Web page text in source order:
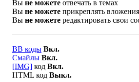
Вы не можете отвечать в темах
Вы не можете прикреплять вложения
Вы не можете редактировать свои
BB коды Вкл.
Смайлы Вкл.
[IMG] код Вкл.
HTML код Выкл.